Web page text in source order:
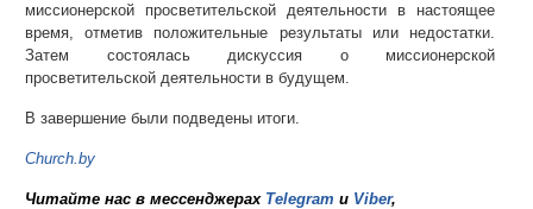
миссионерской просветительской деятельности в настоящее
время, отметив положительные результаты или недостатки.
Затем состоялась дискуссия о миссионерской
просветительской деятельности в будущем.
В завершение были подведены итоги.
Church.by
Читайте нас в мессенджерах Telegram и Viber,